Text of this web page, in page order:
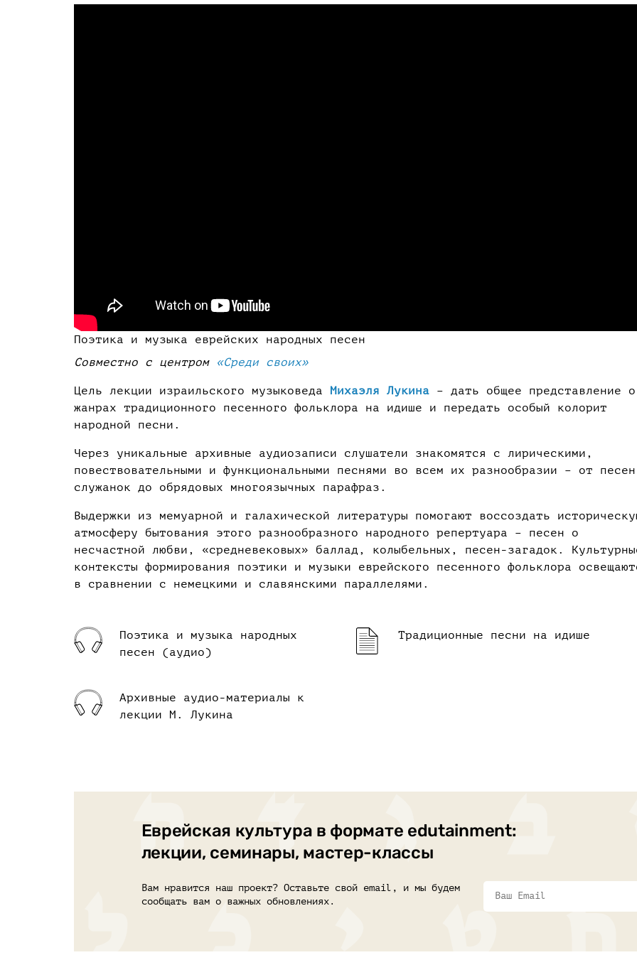
Поэтика и музыка еврейских народных песен
Совместно с центром
«Среди своих»
Цель лекции израильского музыковеда Михаэля Лукина – дать общее представление о
жанрах традиционного песенного фольклора на идише и передать особый колорит
народной песни.
Через уникальные архивные аудиозаписи слушатели знакомятся с лирическими,
повествовательными и функциональными песнями во всем их разнообразии – от песен
служанок до обрядовых многоязычных парафраз.
Выдержки из мемуарной и галахической литературы помогают воссоздать
атмосферу бытования этого разнообразного народного репертуара – песен о
несчастной любви, «средневековых» баллад, колыбельных, песен-загадок.
контексты формирования поэтики и музыки еврейского песенного фольклора
в сравнении с немецкими и славянскими параллелями.
Поэтика и музыка народных
песен (аудио)
Традиционные песни на идише
Архивные аудио-материалы к
лекции М. Лукина
Еврейская культура в формате edutainment:
лекции, семинары, мастер-классы
Вам нравится наш проект? Оставьте свой email, и мы будем
сообщать вам о важных обновлениях.